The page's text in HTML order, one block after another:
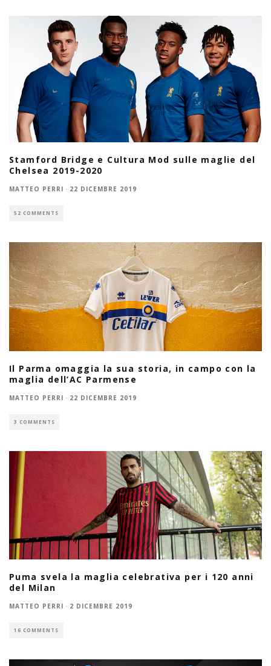
Stamford Bridge e Cultura Mod sulle maglie del
Chelsea 2019-2020
MATTEO PERRI · 22 DICEMBRE 2019
52 COMMENTS
Il Parma omaggia la sua storia, in campo con la
maglia dell’AC Parmense
MATTEO PERRI · 22 DICEMBRE 2019
3 COMMENTS
Puma svela la maglia celebrativa per i 120 anni
del Milan
MATTEO PERRI · 2 DICEMBRE 2019
16 COMMENTS